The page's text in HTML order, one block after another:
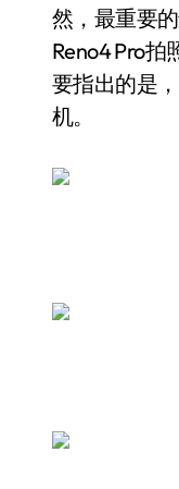
然，最重要
Reno4 Pro
要指出的是
机。